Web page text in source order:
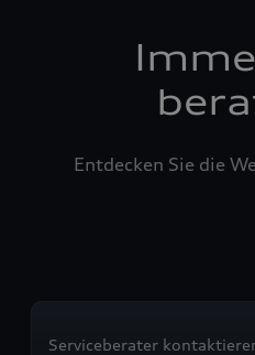
Entdecken Sie die
Serviceberater